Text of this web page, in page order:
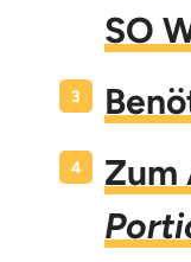
SO
Zum